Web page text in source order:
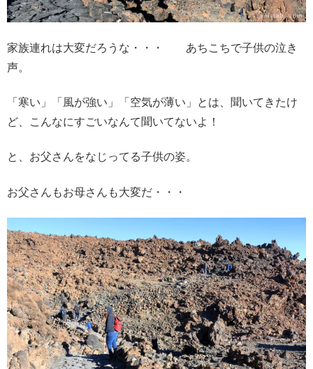
家族連れは大変だろうな・・・ あちこちで子供の泣き
声。
「寒い」「風が強い」「空気が薄い」とは、聞いてきたけ
ど、こんなにすごいなんて聞いてないよ！
と、お父さんをなじってる子供の姿。
お父さんもお母さんも大変だ・・・